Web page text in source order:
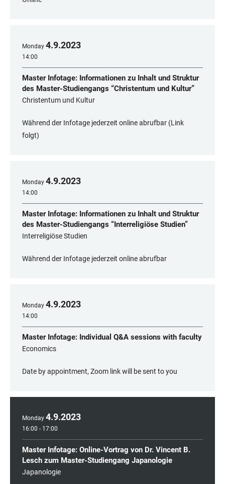
Monday 4.9.2023
14:00
Master Infotage: Informationen zu Inhalt und Struktur
des Master-Studiengangs “Christentum und Kultur”
Christentum und Kultur
Während der Infotage jederzeit online abrufbar (Link
folgt)
Monday 4.9.2023
14:00
Master Infotage: Informationen zu Inhalt und Struktur
des Master-Studiengangs “Interreligiöse Studien”
Interreligiöse Studien
Während der Infotage jederzeit online abrufbar
Monday 4.9.2023
14:00
Master Infotage: Individual Q&A sessions with faculty
Economics
Date by appointment, Zoom link will be sent to you
Monday 4.9.2023
16:00 - 17:00
Master Infotage: Online-Vortrag von Dr. Vincent B.
Lesch zum Master-Studiengang Japanologie
Japanologie